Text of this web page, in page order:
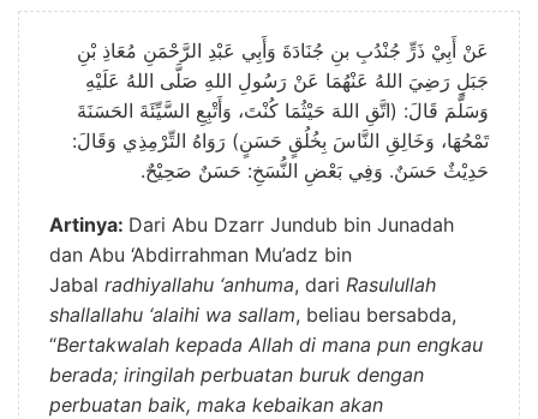
عَنْ أَبِيْ ذَرٍّ جُنْدُبِ بنِ جُنَادَةَ وَأَبِي عَبْدِ الرَّحْمَنِ مُعَاذِ بْنِ
جَبَلٍ رَضِيَ اللهُ عَنْهُمَا عَنْ رَسُولِ اللهِ صَلَّى اللهُ عَلَيْهِ
وَسَلَّمَ قَالَ: (اتَّقِ اللهَ حَيْثُمَا كُنْتَ، وَأَتْبِعِ السَّيِّئَةَ الحَسَنَةَ
تَمْحُهَا، وَخَالِقِ النَّاسَ بِخُلُقٍ حَسَنٍ) رَوَاهُ التِّرْمِذِي وَقَالَ:
حَدِيْثٌ حَسَنٌ. وَفِي بَعْضِ النُّسَخِ: حَسَنٌ صَحِيْحٌ.
Artinya: Dari Abu Dzarr Jundub bin Junadah
dan Abu ‘Abdirrahman Mu’adz bin
Jabal radhiyallahu ‘anhuma, dari Rasulullah
shallallahu ‘alaihi wa sallam, beliau bersabda,
“Bertakwalah kepada Allah di mana pun engkau
berada; iringilah perbuatan buruk dengan
perbuatan baik, maka kebaikan akan